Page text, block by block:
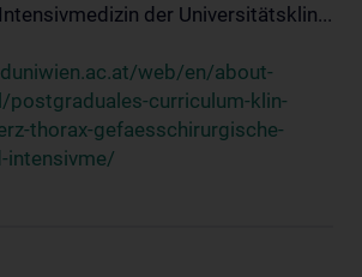
der Universitätsklin...
web/en/about-
curriculum-klin-
thorax-gefaesschirurgische-
intensivme/